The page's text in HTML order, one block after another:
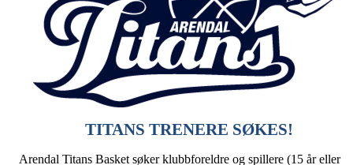
TITANS TRENERE SØKES!
Arendal Titans Basket søker klubbforeldre og spillere (15 år eller